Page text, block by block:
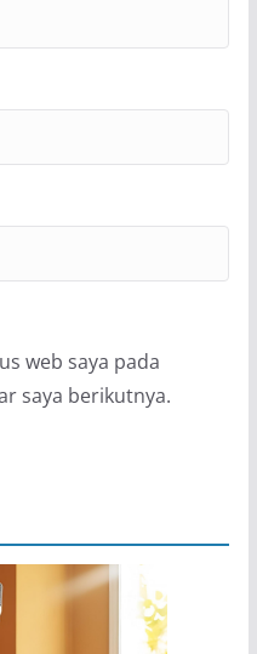
web saya pada
saya berikutnya.